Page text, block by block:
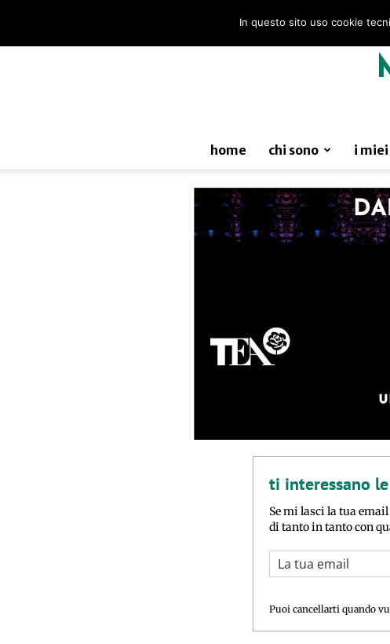
home chi sono i
ti interessano
Se mi lasci la tua
di tanto in tanto con
Puoi cancellarti quando
In questo sito uso cookie